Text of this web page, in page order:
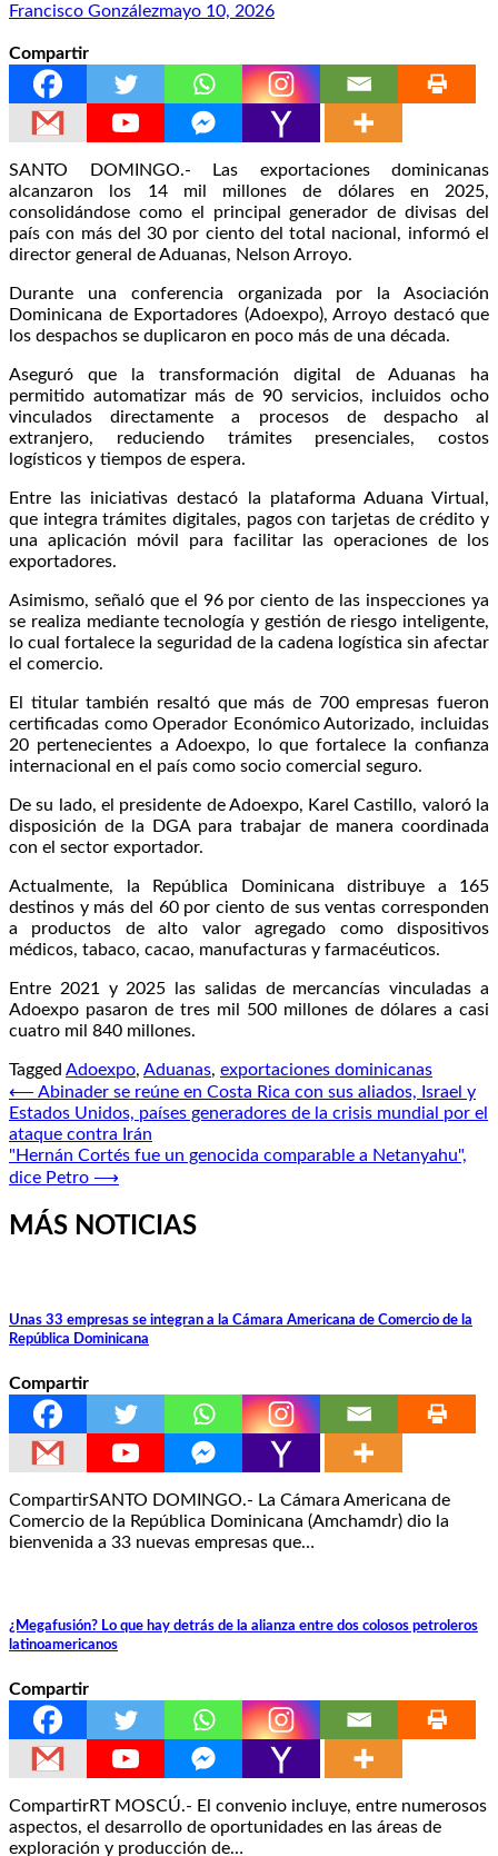
Francisco Gonzálezmayo 10, 2026
Compartir
SANTO DOMINGO.- Las exportaciones dominicanas
alcanzaron los 14 mil millones de dólares en 2025,
consolidándose como el principal generador de divisas del
país con más del 30 por ciento del total nacional, informó el
director general de Aduanas, Nelson Arroyo.
Durante una conferencia organizada por la Asociación
Dominicana de Exportadores (Adoexpo), Arroyo destacó que
los despachos se duplicaron en poco más de una década.
Aseguró que la transformación digital de Aduanas ha
permitido automatizar más de 90 servicios, incluidos ocho
vinculados directamente a procesos de despacho al
extranjero, reduciendo trámites presenciales, costos
logísticos y tiempos de espera.
Entre las iniciativas destacó la plataforma Aduana Virtual,
que integra trámites digitales, pagos con tarjetas de crédito y
una aplicación móvil para facilitar las operaciones de los
exportadores.
Asimismo, señaló que el 96 por ciento de las inspecciones ya
se realiza mediante tecnología y gestión de riesgo inteligente,
lo cual fortalece la seguridad de la cadena logística sin afectar
el comercio.
El titular también resaltó que más de 700 empresas fueron
certificadas como Operador Económico Autorizado, incluidas
20 pertenecientes a Adoexpo, lo que fortalece la confianza
internacional en el país como socio comercial seguro.
De su lado, el presidente de Adoexpo, Karel Castillo, valoró la
disposición de la DGA para trabajar de manera coordinada
con el sector exportador.
Actualmente, la República Dominicana distribuye a 165
destinos y más del 60 por ciento de sus ventas corresponden
a productos de alto valor agregado como dispositivos
médicos, tabaco, cacao, manufacturas y farmacéuticos.
Entre 2021 y 2025 las salidas de mercancías vinculadas a
Adoexpo pasaron de tres mil 500 millones de dólares a casi
cuatro mil 840 millones.
Tagged Adoexpo, Aduanas, exportaciones dominicanas
Navegación
de
entradas
⟵ Abinader se reúne en Costa Rica con sus aliados, Israel y
Estados Unidos, países generadores de la crisis mundial por el
ataque contra Irán
"Hernán Cortés fue un genocida comparable a Netanyahu",
dice Petro ⟶
MÁS NOTICIAS
Unas 33 empresas se integran a la Cámara Americana de Comercio de la
República Dominicana
Compartir
CompartirSANTO DOMINGO.- La Cámara Americana de
Comercio de la República Dominicana (Amchamdr) dio la
bienvenida a 33 nuevas empresas que…
¿Megafusión? Lo que hay detrás de la alianza entre dos colosos petroleros
latinoamericanos
Compartir
CompartirRT MOSCÚ.- El convenio incluye, entre numerosos
aspectos, el desarrollo de oportunidades en las áreas de
exploración y producción de…